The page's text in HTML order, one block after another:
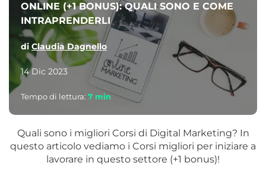
ONLINE (+1 BONUS): QUALI SONO E COME
INTRAPRENDERLI
di Claudia Dagnello
14 Dic 2023
Tempo di lettura: 7 min
Quali sono i migliori Corsi di Digital Marketing? In
questo articolo vediamo i Corsi migliori per iniziare a
lavorare in questo settore (+1 bonus)!